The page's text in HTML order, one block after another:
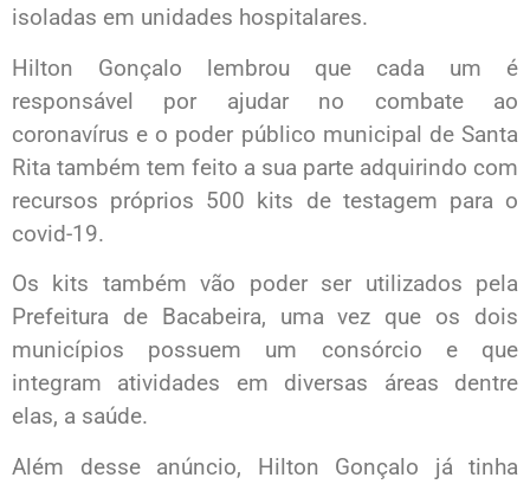
isoladas em unidades hospitalares.
Hilton Gonçalo lembrou que cada um é
responsável por ajudar no combate ao
coronavírus e o poder público municipal de Santa
Rita também tem feito a sua parte adquirindo com
recursos próprios 500 kits de testagem para o
covid-19.
Os kits também vão poder ser utilizados pela
Prefeitura de Bacabeira, uma vez que os dois
municípios possuem um consórcio e que
integram atividades em diversas áreas dentre
elas, a saúde.
Além desse anúncio, Hilton Gonçalo já tinha